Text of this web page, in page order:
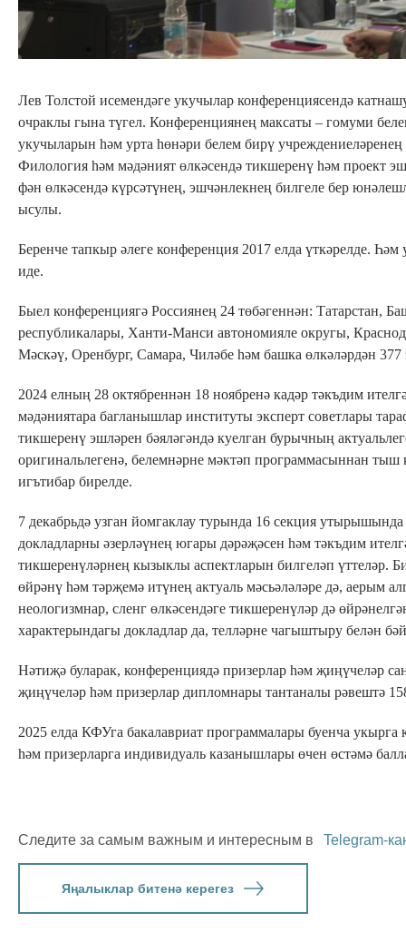
Лев Толстой исемендәге укучылар конференциясендә
очраклы гына түгел. Конференциянең максаты – гомуми
укучыларын һәм урта һөнәри белем бирү
Филология һәм мәдәният өлкәсендә тикшеренү һәм проект
фән өлкәсендә күрсәтүнең, эшчәнлекнең билгеле бер
ысулы.
Беренче тапкыр әлеге конференция 2017 елда үткәрелде.
иде.
Быел конференциягә Россиянең 24 төбәгеннән: Татарстан,
республикалары, Ханти-Манси автономияле округы,
Мәскәү, Оренбург, Самара, Чиләбе һәм башка өлкәләрдән
2024 елның 28 октябреннән 18 ноябренә кадәр тәкъдим
мәдәниятара багланышлар институты эксперт советлары
тикшеренү эшләрен бәяләгәндә куелган бурычның
оригинальлегенә, белемнәрне мәктәп программасыннан тыш
игътибар бирелде.
7 декабрьдә узган йомгаклау турында 16 секция
докладларны әзерләүнең югары дәрәҗәсен һәм тәкъдим
тикшеренүләрнең кызыклы аспектларын билгеләп үттеләр.
өйрәнү һәм тәрҗемә итүнең актуаль мәсьәләләре дә, аерым
неологизмнар, сленг өлкәсендәге тикшеренүләр дә
характерындагы докладлар да, телләрне чагыштыру белән
Нәтиҗә буларак, конференциядә призерлар һәм җиңүчеләр
җиңүчеләр һәм призерлар дипломнары тантаналы рәвештә
2025 елда КФУга бакалавриат программалары буенча укырга
һәм призерларга индивидуаль казанышлары өчен өстәмә
Следите за самым важным и интересным в Telegram-
Яңалыклар битенә керегез